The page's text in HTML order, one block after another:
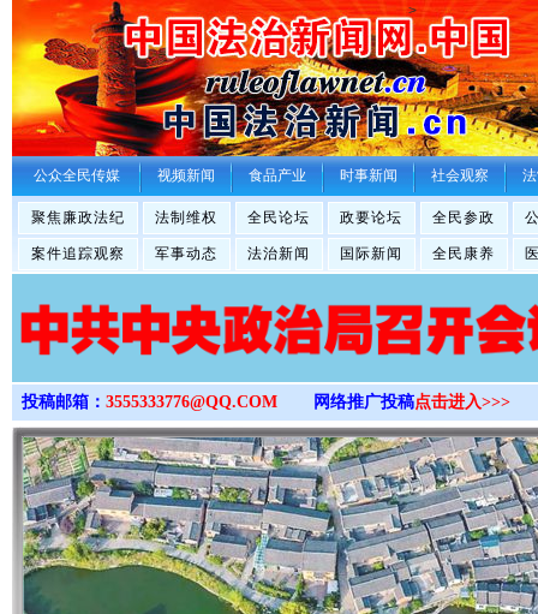
>
公众全民传媒 视频新闻 食品产业 时事新闻 社会观察
聚焦廉政法纪 法制维权 全民论坛 政要论坛 全民参政
案件追踪观察 军事动态 法治新闻 国际新闻 全民康养
投稿邮箱： 3555333776@QQ.COM 网络推广投稿点击进入>>>